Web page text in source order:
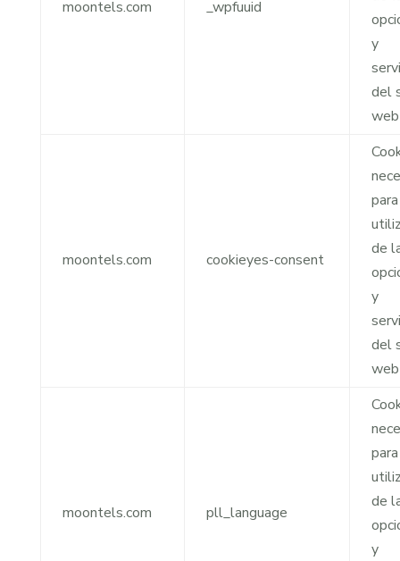
moontels.com _wpfuuid
y
del
web
moontels.com cookieyes-consent
de
y
del
web
moontels.com pll_language
de
y